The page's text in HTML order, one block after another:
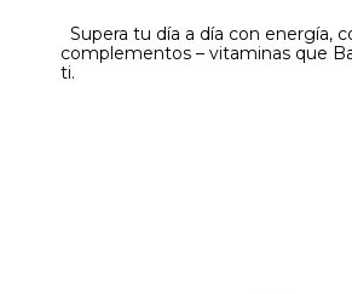
Supera tu día a día con energía,
complementos – vitaminas que
ti.